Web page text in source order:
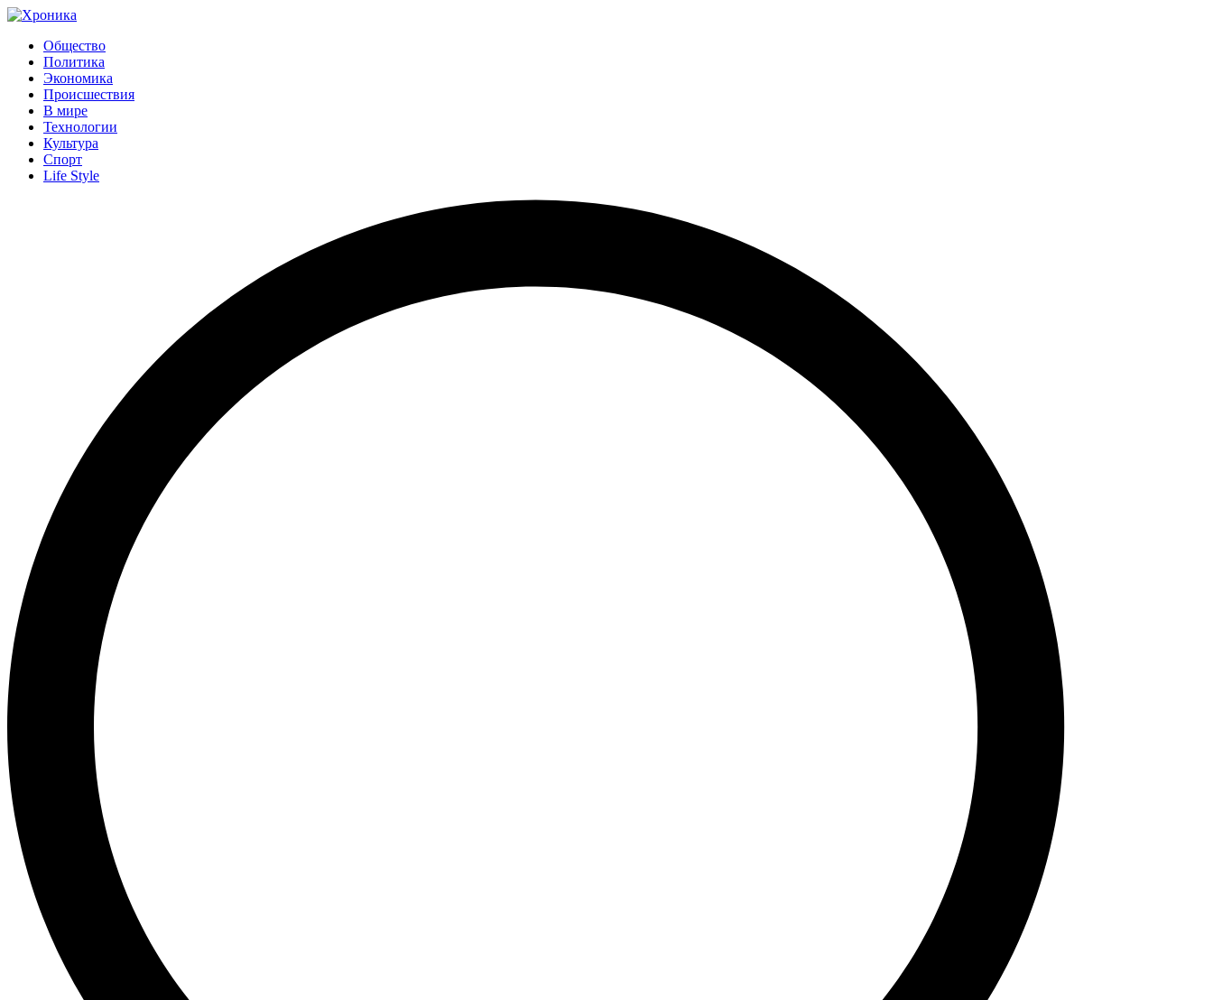
Общество
Политика
Экономика
Происшествия
В мире
Технологии
Культура
Спорт
Life Style